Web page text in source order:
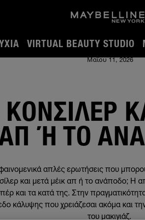
VIRTUAL BEAUTY STUDIO
Μαΐου 11, 2026
Ή ΤΟ
φαινομενικά απλές ερωτήσεις που
και μετά μέικ απ ή το ανάποδο; Η
και τα κατά της. Στην
κάλυψης που χρειάζεσαι ακόμα και
του μακιγιάζ.